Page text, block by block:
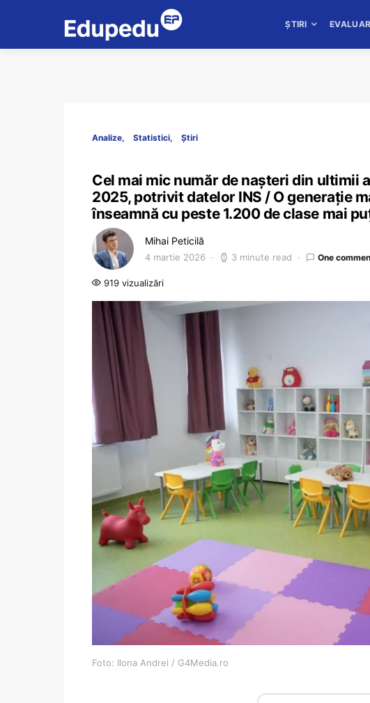
ȘTIRI
Analize Statistici Știri
Cel mai mic număr de nașteri din ultimii
2025, potrivit datelor INS / O generație
înseamnă cu peste 1.200 de clase mai
Mihai Peticilă
4 martie 2026 3 minute read One
919 vizualizări
Foto: Ilona Andrei / G4Media.ro